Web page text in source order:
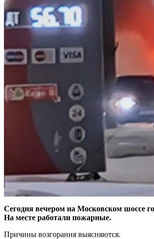
Сегодня вечером на Московском шоссе
На месте работали пожарные.
Причины возгорания выясняются.